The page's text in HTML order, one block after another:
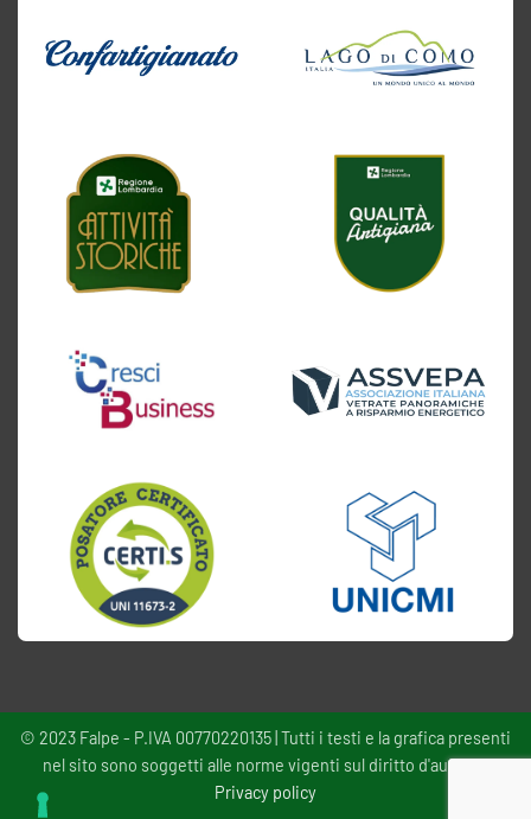
© 2023 Falpe - P.IVA 00770220135 | Tutti i testi e la grafica presenti
nel sito sono soggetti alle norme vigenti sul diritto d'autore -
Privacy policy